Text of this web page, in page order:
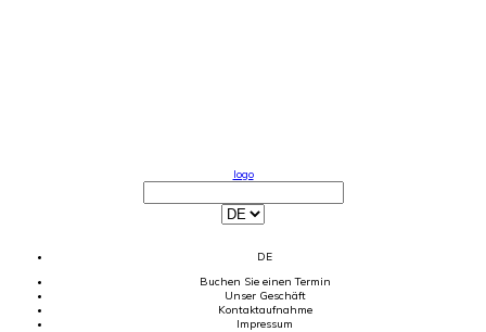
logo
DE
Buchen Sie einen Termin
Unser Geschäft
Kontaktaufnahme
Impressum